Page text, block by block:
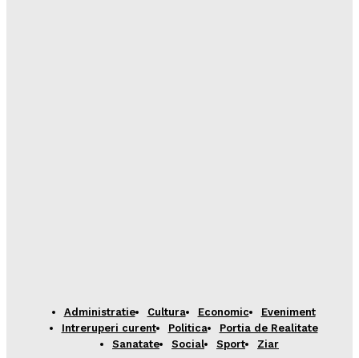
Administratie Cultura Economic
Eveniment
Intreruperi curent
Politica
Portia de Realitate
Sanatate
Social Sport Ziar